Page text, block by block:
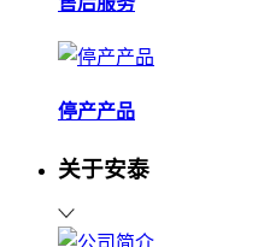
停产产品
关于安泰